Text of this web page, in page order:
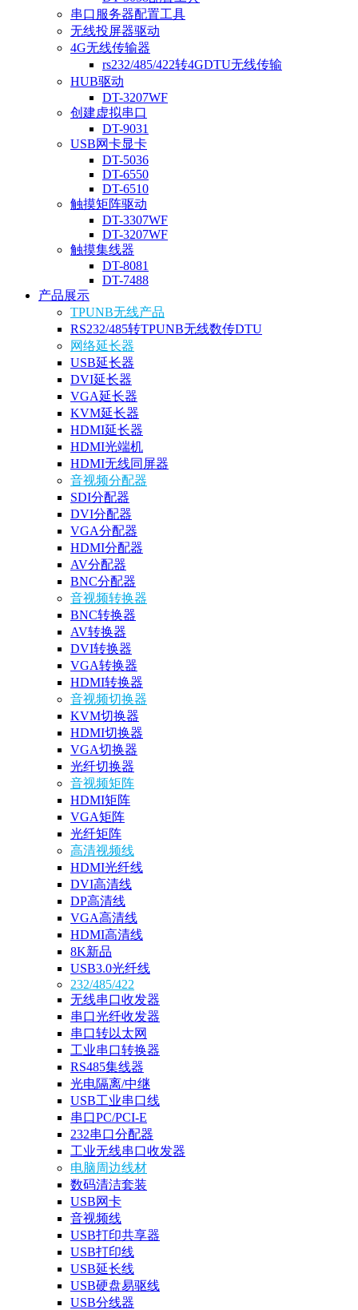
串口服务器配置工具
无线投屏器驱动
4G无线传输器
rs232/485/422转4GDTU无线传输
HUB驱动
DT-3207WF
创建虚拟串口
DT-9031
USB网卡显卡
DT-5036
DT-6550
DT-6510
触摸矩阵驱动
DT-3307WF
DT-3207WF
触摸集线器
DT-8081
DT-7488
产品展示
TPUNB无线产品
RS232/485转TPUNB无线数传DTU
网络延长器
USB延长器
DVI延长器
VGA延长器
KVM延长器
HDMI延长器
HDMI光端机
HDMI无线同屏器
音视频分配器
SDI分配器
DVI分配器
VGA分配器
HDMI分配器
AV分配器
BNC分配器
音视频转换器
BNC转换器
AV转换器
DVI转换器
VGA转换器
HDMI转换器
音视频切换器
KVM切换器
HDMI切换器
VGA切换器
光纤切换器
音视频矩阵
HDMI矩阵
VGA矩阵
光纤矩阵
高清视频线
HDMI光纤线
DVI高清线
DP高清线
VGA高清线
HDMI高清线
8K新品
USB3.0光纤线
232/485/422
无线串口收发器
串口光纤收发器
串口转以太网
工业串口转换器
RS485集线器
光电隔离/中继
USB工业串口线
串口PC/PCI-E
232串口分配器
工业无线串口收发器
电脑周边线材
数码清洁套装
USB网卡
音视频线
USB打印共享器
USB打印线
USB延长线
USB硬盘易驱线
USB分线器